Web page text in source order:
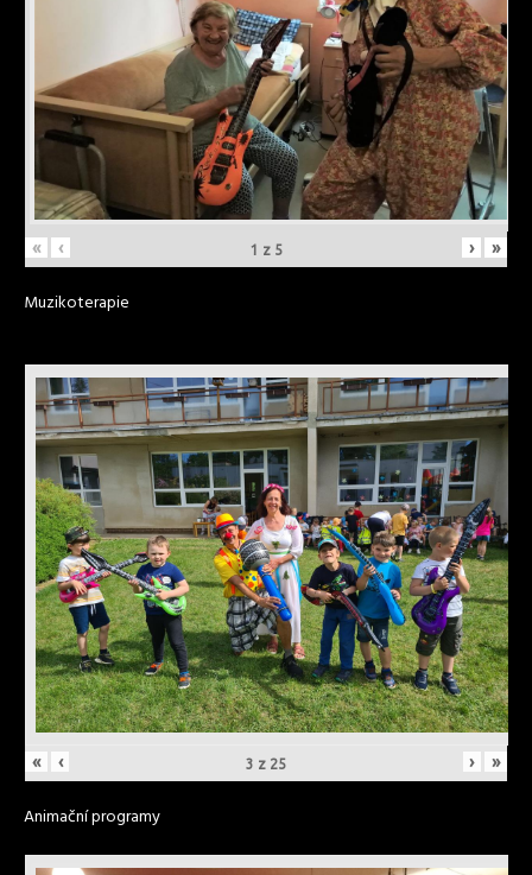
« ‹ 1 z 5 › »
Muzikoterapie
« ‹ 3 z 25 › »
Animační programy